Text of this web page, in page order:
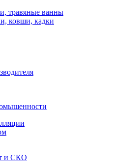
травяные ванны
ковши, кадки
и СКО